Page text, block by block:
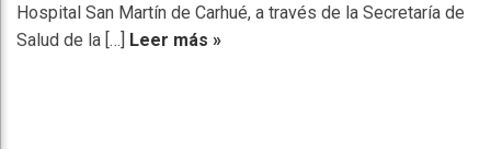
Hospital San Martín de Carhué, a través de la Secretaría de
Salud de la […] Leer más »